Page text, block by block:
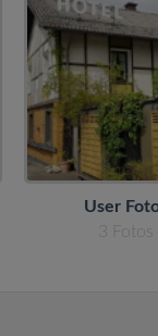
User
3 Fotos